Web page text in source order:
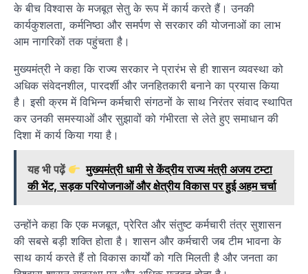
के बीच विश्वास के मजबूत सेतु के रूप में कार्य करते हैं। उनकी
कार्यकुशलता, कर्मनिष्ठा और समर्पण से सरकार की योजनाओं का लाभ
आम नागरिकों तक पहुंचता है।
मुख्यमंत्री ने कहा कि राज्य सरकार ने प्रारंभ से ही शासन व्यवस्था को
अधिक संवेदनशील, पारदर्शी और जनहितकारी बनाने का प्रयास किया
है। इसी क्रम में विभिन्न कर्मचारी संगठनों के साथ निरंतर संवाद स्थापित
कर उनकी समस्याओं और सुझावों को गंभीरता से लेते हुए समाधान की
दिशा में कार्य किया गया है।
यह भी पढ़ें
मुख्यमंत्री धामी से केंद्रीय राज्य मंत्री अजय टम्टा
की भेंट, सड़क परियोजनाओं और क्षेत्रीय विकास पर हुई अहम चर्चा
उन्होंने कहा कि एक मजबूत, प्रेरित और संतुष्ट कर्मचारी तंत्र सुशासन
की सबसे बड़ी शक्ति होता है। शासन और कर्मचारी जब टीम भावना के
साथ कार्य करते हैं तो विकास कार्यों को गति मिलती है और जनता का